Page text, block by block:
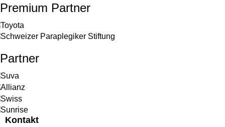
Premium Partner
Partner
Kontakt